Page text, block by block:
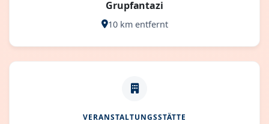
Grupfantazi
10 km entfernt
VERANSTALTUNGSSTÄTTE